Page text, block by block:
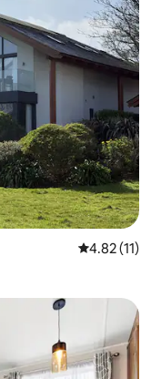
평점 4.82점
4.82 (11)